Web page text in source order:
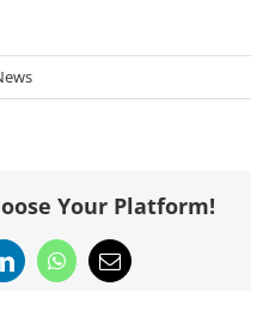
Your Platform!
LinkedInWhatsApp
Email